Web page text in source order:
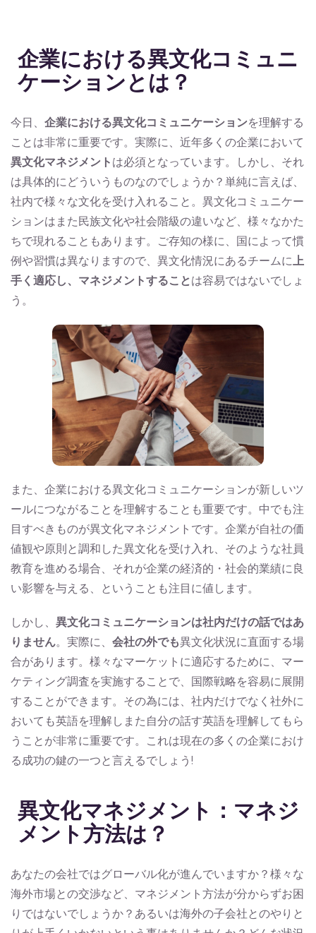
企業における異文化コミュニ
ケーションとは？
今日、 企業における異文化コミュニケーションを理解する
ことは非常に重要です。実際に、近年多くの企業において
異文化マネジメント は必須となっています。しかし、それ
は具体的にどういうものなのでしょうか？単純に言えば、
社内で様々な文化を受け入れること。異文化コミュニケー
ションはまた民族文化や社会階級の違いなど、様々なかた
ちで現れることもあります。ご存知の様に、国によって慣
例や習慣は異なりますので、異文化情況にあるチームに上
手く適応し、マネジメントすることは容易ではないでしょ
う。
また、企業における異文化コミュニケーションが新しいツ
ールにつながることを理解することも重要です。中でも注
目すべきものが異文化マネジメントです。企業が自社の価
値観や原則と調和した異文化を受け入れ、そのような社員
教育を進める場合、それが企業の経済的・社会的業績に良
い影響を与える、ということも注目に値します。
しかし、 異文化コミュニケーションは社内だけの話ではあ
りません。実際に、 会社の外でも異文化状況に直面する場
合があります。様々なマーケットに適応するために、マー
ケティング調査を実施することで、国際戦略を容易に展開
することができます。その為には、社内だけでなく社外に
おいても英語を理解しまた自分の話す英語を理解してもら
うことが非常に重要です。これは現在の多くの企業におけ
る成功の鍵の一つと言えるでしょう!
異文化マネジメント：マネジ
メント方法は？
あなたの会社ではグローバル化が進んでいますか？様々な
海外市場との交渉など、マネジメント方法が分からずお困
りではないでしょうか？あるいは海外の子会社とのやりと